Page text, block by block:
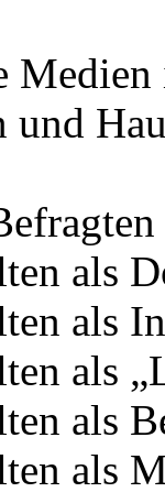
und
als
als
als
als
als